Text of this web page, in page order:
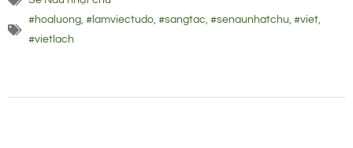
#hoaluong, #lamviectudo, #sangtac, #senaunhatchu, #viet,
#vietlach